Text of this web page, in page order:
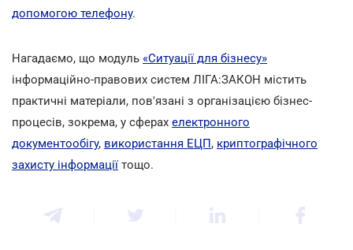
допомогою телефону.
Нагадаємо, що модуль «Ситуації для бізнесу»
інформаційно-правових систем ЛІГА:ЗАКОН містить
практичні матеріали, пов'язані з організацією бізнес-
процесів, зокрема, у сферах електронного
документообігу, використання ЕЦП, криптографічного
захисту інформації тощо.